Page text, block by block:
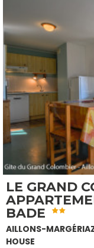
LE GRAND
BADE
AILLONS-
HOUSE